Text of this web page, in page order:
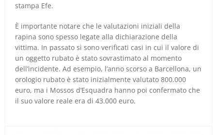
stampa Efe.
È importante notare che le valutazioni iniziali della
rapina sono spesso legate alla dichiarazione della
vittima. In passato si sono verificati casi in cui il valore di
un oggetto rubato è stato sovrastimato al momento
dell’incidente. Ad esempio, l’anno scorso a Barcellona, un
orologio rubato è stato inizialmente valutato 800.000
euro, ma i Mossos d’Esquadra hanno poi confermato che
il suo valore reale era di 43.000 euro.